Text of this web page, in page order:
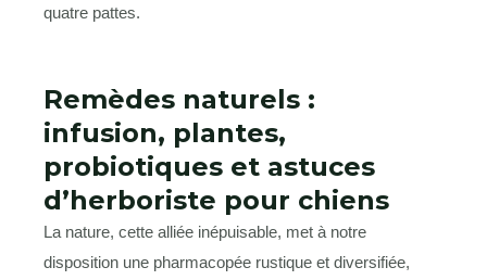
Remèdes naturels :
infusion, plantes,
probiotiques et astuces
d’herboriste pour chiens
La nature, cette alliée inépuisable, met à notre
disposition une pharmacopée rustique et diversifiée,